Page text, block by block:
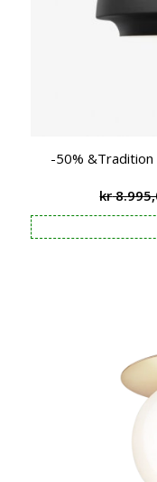
-50% &Tradition
kr